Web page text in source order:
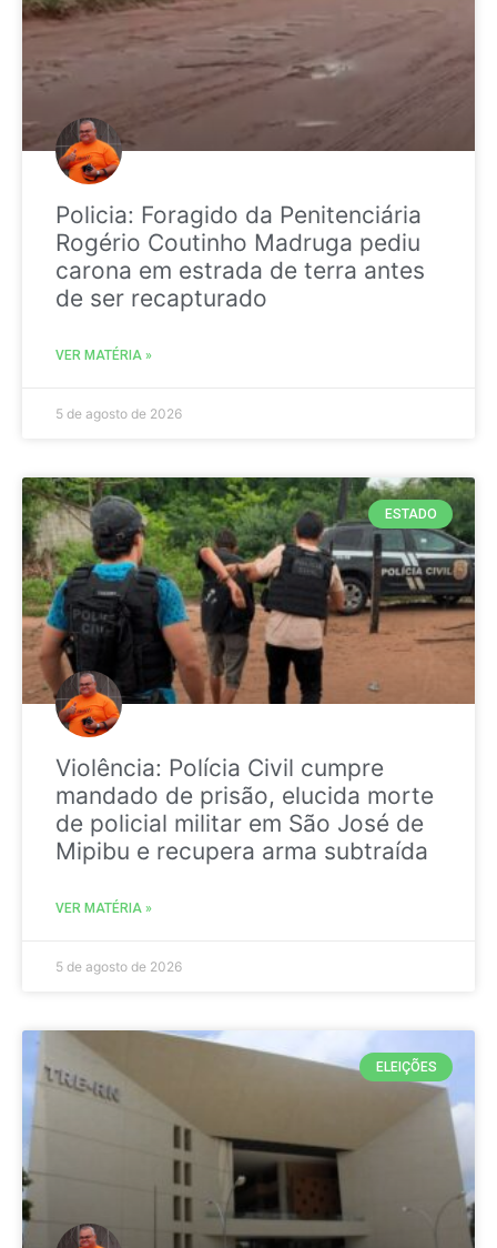
Policia: Foragido da Penitenciária
Rogério Coutinho Madruga pediu
carona em estrada de terra antes
de ser recapturado
VER MATÉRIA »
5 de agosto de 2026
ESTADO
Violência: Polícia Civil cumpre
mandado de prisão, elucida morte
de policial militar em São José de
Mipibu e recupera arma subtraída
VER MATÉRIA »
5 de agosto de 2026
ELEIÇÕES